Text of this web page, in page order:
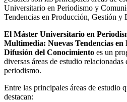
Universitario en Periodismo y
Tendencias en Producción, Gestión
El Máster Universitario en
Multimedia: Nuevas Tendencias en
Difusión del Conocimiento es un
diversas áreas de estudio
periodismo.
Entre las principales áreas de estudio
destacan: